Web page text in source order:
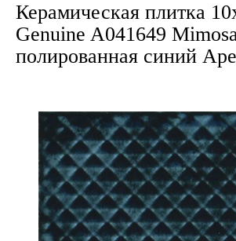
Керамическая плитка
Genuine A041649
полированная синий